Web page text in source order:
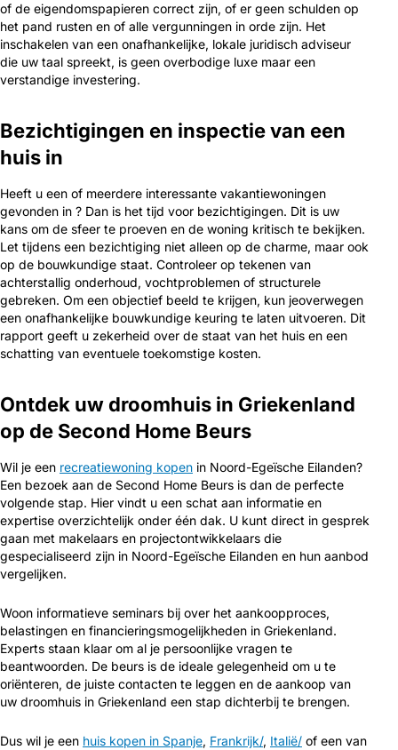
of de eigendomspapieren correct zijn, of er geen schulden op
het pand rusten en of alle vergunningen in orde zijn. Het
inschakelen van een onafhankelijke, lokale juridisch adviseur
die uw taal spreekt, is geen overbodige luxe maar een
verstandige investering.
Bezichtigingen en inspectie van een
huis in
Heeft u een of meerdere interessante vakantiewoningen
gevonden in ? Dan is het tijd voor bezichtigingen. Dit is uw
kans om de sfeer te proeven en de woning kritisch te bekijken.
Let tijdens een bezichtiging niet alleen op de charme, maar ook
op de bouwkundige staat. Controleer op tekenen van
achterstallig onderhoud, vochtproblemen of structurele
gebreken. Om een objectief beeld te krijgen, kun jeoverwegen
een onafhankelijke bouwkundige keuring te laten uitvoeren. Dit
rapport geeft u zekerheid over de staat van het huis en een
schatting van eventuele toekomstige kosten.
Ontdek uw droomhuis in Griekenland
op de Second Home Beurs
Wil je een recreatiewoning kopen in Noord-Egeïsche Eilanden?
Een bezoek aan de Second Home Beurs is dan de perfecte
volgende stap. Hier vindt u een schat aan informatie en
expertise overzichtelijk onder één dak. U kunt direct in gesprek
gaan met makelaars en projectontwikkelaars die
gespecialiseerd zijn in Noord-Egeïsche Eilanden en hun aanbod
vergelijken.
Woon informatieve seminars bij over het aankoopproces,
belastingen en financieringsmogelijkheden in Griekenland.
Experts staan klaar om al je persoonlijke vragen te
beantwoorden. De beurs is de ideale gelegenheid om u te
oriënteren, de juiste contacten te leggen en de aankoop van
uw droomhuis in Griekenland een stap dichterbij te brengen.
Dus wil je een huis kopen in Spanje, Frankrijk/, Italië/ of een van